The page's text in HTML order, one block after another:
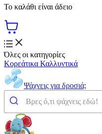
Το καλάθι είναι άδειο
Όλες οι κατηγορίες
Κορεάτικα Καλλυντικά
Ψάχνεις για δροσιά;